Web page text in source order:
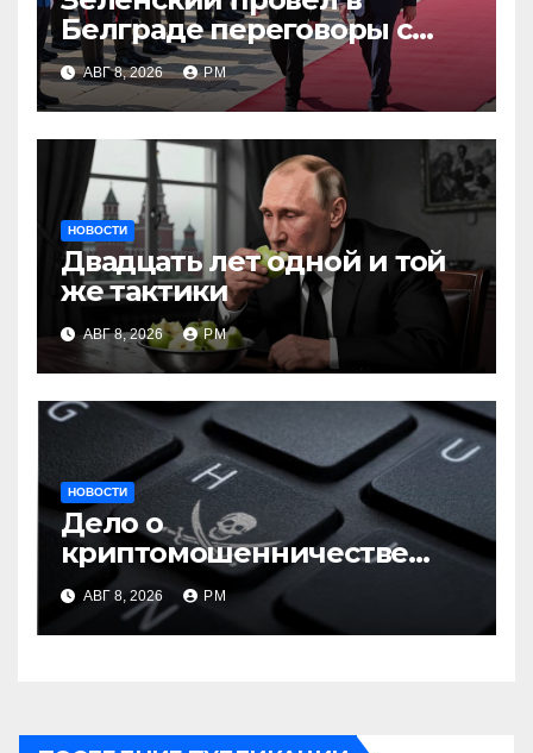
Белграде переговоры с
Вучичем
АВГ 8, 2026 РМ
НОВОСТИ
Двадцать лет одной и той
же тактики
АВГ 8, 2026 РМ
НОВОСТИ
Дело о
криптомошенничестве
оборачивают в содействие
терроризму
АВГ 8, 2026 РМ